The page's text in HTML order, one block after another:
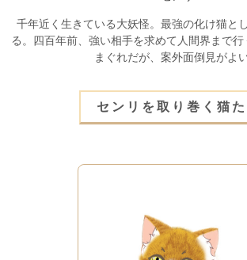
千年近く生きている大妖怪。最強の化け猫と
る。 四百年前、強い相手を求めて人間界まで行
まぐれだが、案外面倒見がよい
センリを取り巻く猫た